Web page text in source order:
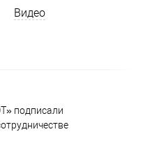
Видео